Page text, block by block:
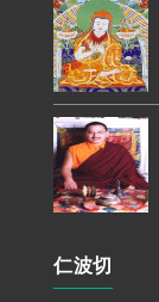
仁波切